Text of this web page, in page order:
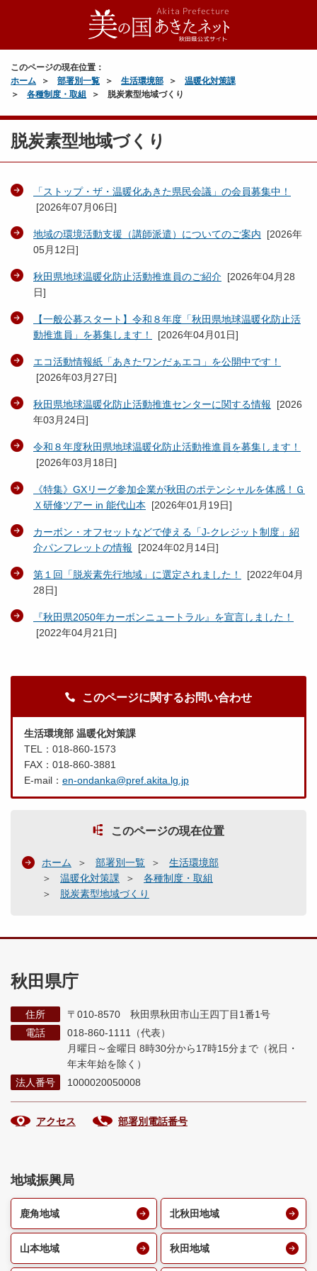
このページの現在位置：
ホーム
部署別一覧 生活環境部
温暖化対策課
各種制度・取組
脱炭素型地域づくり
脱炭素型地域づくり
「ストップ・ザ・温暖化あきた県民会議」の会員募集中！
[2026年07月06日]
地域の環境活動支援（講師派遣）についてのご案内 [2026年
05月12日]
秋田県地球温暖化防止活動推進員のご紹介 [2026年04月28
日]
【一般公募スタート】令和８年度「秋田県地球温暖化防止活
動推進員」を募集します！
[2026年04月01日]
エコ活動情報紙「あきたワンだぁエコ」を公開中です！
[2026年03月27日]
秋田県地球温暖化防止活動推進センターに関する情報 [2026
年03月24日]
令和８年度秋田県地球温暖化防止活動推進員を募集します！
[2026年03月18日]
《特集》GXリーグ参加企業が秋田のポテンシャルを体感！Ｇ
Ｘ研修ツアー in 能代山本 [2026年01月19日]
カーボン・オフセットなどで使える「J-クレジット制度」紹
介パンフレットの情報 [2024年02月14日]
第１回「脱炭素先行地域」に選定されました！ [2022年04月
28日]
『秋田県2050年カーボンニュートラル』を宣言しました！
[2022年04月21日]
このページに関するお問い合わせ
生活環境部 温暖化対策課
TEL：018-860-1573
FAX：018-860-3881
E-mail： en-ondanka@pref.akita.lg.jp
このページの現在位置
ホーム 部署別一覧
生活環境部
温暖化対策課
各種制度・取組
脱炭素型地域づくり
秋田県庁
住所
〒010-8570 秋田県秋田市山王四丁目1番1号
電話
018-860-1111（代表）
月曜日～金曜日 8時30分から17時15分まで （祝日・
年末年始を除く）
法人番号
1000020050008
アクセス 部署別電話番号
地域振興局
鹿角地域 北秋田地域
山本地域 秋田地域